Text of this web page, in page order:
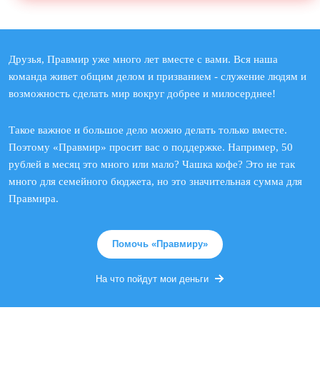
Друзья, Правмир уже много лет вместе с вами. Вся наша
команда живет общим делом и призванием - служение людям и
возможность сделать мир вокруг добрее и милосерднее!
Такое важное и большое дело можно делать только вместе.
Поэтому «Правмир» просит вас о поддержке. Например, 50
рублей в месяц это много или мало? Чашка кофе? Это не так
много для семейного бюджета, но это значительная сумма для
Правмира.
Помочь «Правмиру»
На что пойдут мои деньги